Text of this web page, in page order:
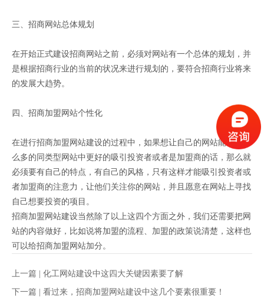
三、招商网站总体规划
在开始正式建设招商网站之前，必须对网站有一个总体的规划，并
是根据招商行业的当前的状况来进行规划的，要符合招商行业将来
的发展大趋势。
四、招商加盟网站个性化
在进行招商加盟网站建设的过程中，如果想让自己的网站能够在那
么多的同类型网站中更好的吸引投资者或者是加盟商的话，那么就
必须要有自己的特点，有自己的风格，只有这样才能吸引投资者或
者加盟商的注意力，让他们关注你的网站，并且愿意在网站上寻找
自己想要投资的项目。
招商加盟网站建设当然除了以上这四个方面之外，我们还需要把网
站的内容做好，比如说将加盟的流程、加盟的政策说清楚，这样也
可以给招商加盟网站加分。
上一篇 | 化工网站建设中这四大关键因素要了解
下一篇 | 看过来，招商加盟网站建设中这几个要素很重要！